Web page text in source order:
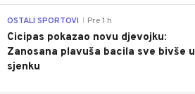
OSTALI SPORTOVI Pre 1 h
Cicipas pokazao novu djevojku:
Zanosana plavuša bacila sve bivše u
sjenku